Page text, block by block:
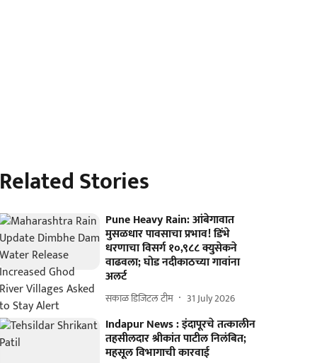
Related Stories
Pune Heavy Rain: आंबेगावात
मुसळधार पावसाचा प्रभाव! डिंभे
धरणाचा विसर्ग १०,९८८ क्युसेकने
वाढवला; घोड नदीकाठच्या गावांना
अलर्ट
सकाळ डिजिटल टीम 31 July 2026
Indapur News : इंदापूरचे तत्कालीन
तहसीलदार श्रीकांत पाटील निलंबित;
महसूल विभागाची कारवाई